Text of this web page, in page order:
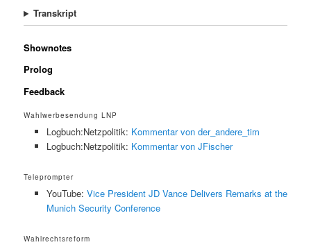
Transkript
Shownotes
Prolog
Feedback
Wahlwerbesendung LNP
Logbuch:Netzpolitik: Kommentar von der_andere_tim
Logbuch:Netzpolitik: Kommentar von JFischer
Teleprompter
YouTube: Vice President JD Vance Delivers Remarks at the
Munich Security Conference
Wahlrechtsreform